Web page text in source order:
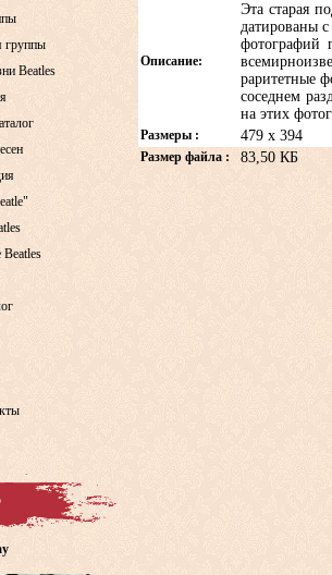
Описание:
Эта старая
датированы
фотографий
раритетные
соседнем
на этих
Размеры : 479 x 394
Размер файла : 83,50 КБ
группы
Beatles